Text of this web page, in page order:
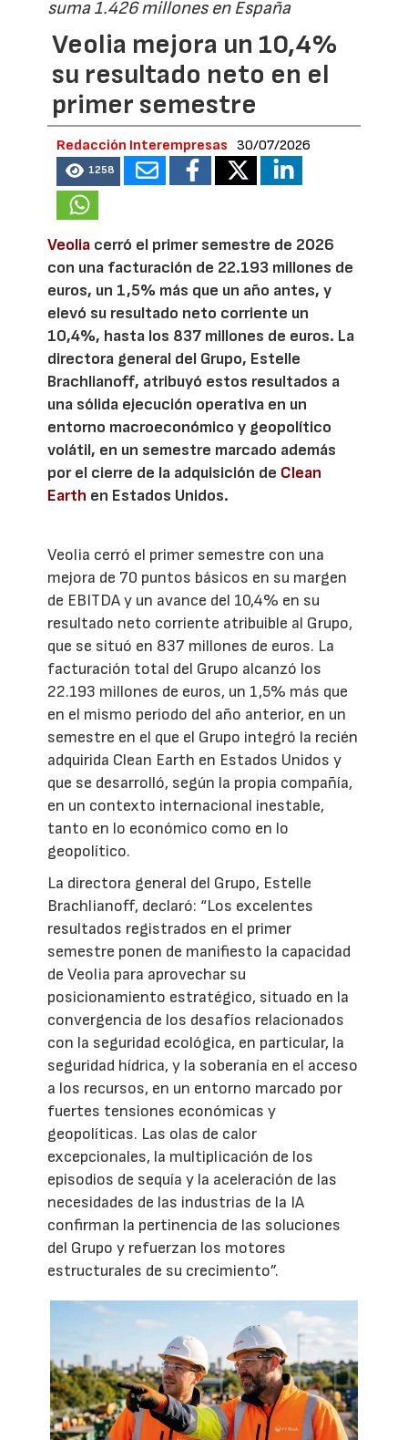
suma 1.426 millones en España
Veolia mejora un 10,4%
su resultado neto en el
primer semestre
Redacción Interempresas 30/07/2026
1258
Veolia cerró el primer semestre de 2026
con una facturación de 22.193 millones de
euros, un 1,5% más que un año antes, y
elevó su resultado neto corriente un
10,4%, hasta los 837 millones de euros. La
directora general del Grupo, Estelle
Brachlianoff, atribuyó estos resultados a
una sólida ejecución operativa en un
entorno macroeconómico y geopolítico
volátil, en un semestre marcado además
por el cierre de la adquisición de Clean
Earth en Estados Unidos.
Veolia cerró el primer semestre con una
mejora de 70 puntos básicos en su margen
de EBITDA y un avance del 10,4% en su
resultado neto corriente atribuible al Grupo,
que se situó en 837 millones de euros. La
facturación total del Grupo alcanzó los
22.193 millones de euros, un 1,5% más que
en el mismo periodo del año anterior, en un
semestre en el que el Grupo integró la recién
adquirida Clean Earth en Estados Unidos y
que se desarrolló, según la propia compañía,
en un contexto internacional inestable,
tanto en lo económico como en lo
geopolítico.
La directora general del Grupo, Estelle
Brachlianoff, declaró: “Los excelentes
resultados registrados en el primer
semestre ponen de manifiesto la capacidad
de Veolia para aprovechar su
posicionamiento estratégico, situado en la
convergencia de los desafíos relacionados
con la seguridad ecológica, en particular, la
seguridad hídrica, y la soberanía en el acceso
a los recursos, en un entorno marcado por
fuertes tensiones económicas y
geopolíticas. Las olas de calor
excepcionales, la multiplicación de los
episodios de sequía y la aceleración de las
necesidades de las industrias de la IA
confirman la pertinencia de las soluciones
del Grupo y refuerzan los motores
estructurales de su crecimiento”.